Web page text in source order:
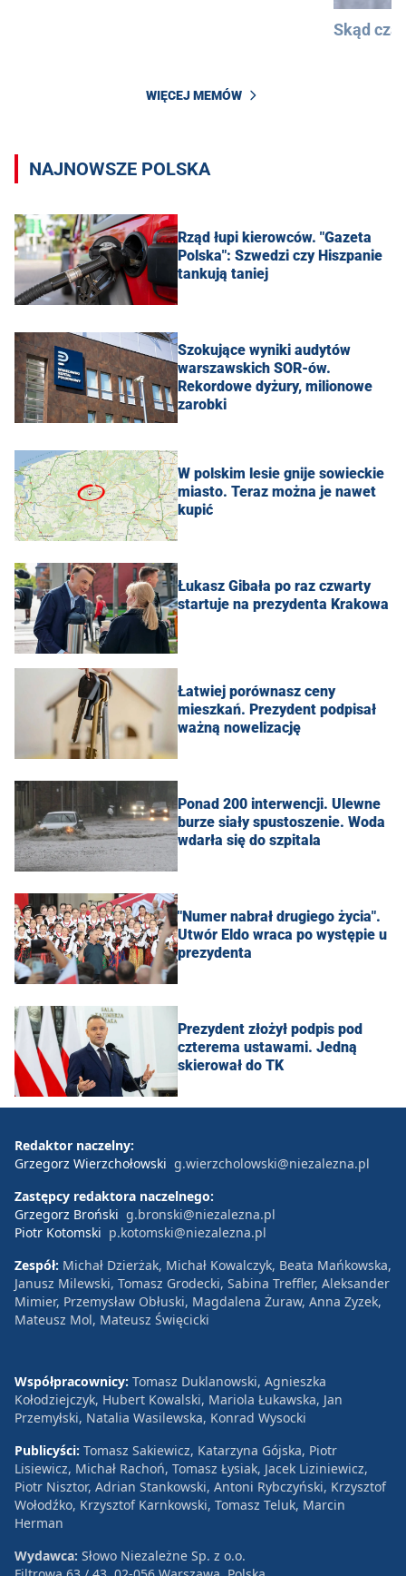
Skąd
WIĘCEJ MEMÓW
NAJNOWSZE POLSKA
Rząd łupi kierowców. "Gazeta
Polska": Szwedzi czy Hiszpanie
tankują taniej
Szokujące wyniki audytów
warszawskich SOR-ów.
Rekordowe dyżury, milionowe
zarobki
W polskim lesie gnije sowieckie
miasto. Teraz można je nawet
kupić
Łukasz Gibała po raz czwarty
startuje na prezydenta Krakowa
Łatwiej porównasz ceny
mieszkań. Prezydent podpisał
ważną nowelizację
Ponad 200 interwencji. Ulewne
burze siały spustoszenie. Woda
wdarła się do szpitala
"Numer nabrał drugiego życia".
Utwór Eldo wraca po występie u
prezydenta
Prezydent złożył podpis pod
czterema ustawami. Jedną
skierował do TK
Redaktor naczelny:
Grzegorz Wierzchołowski g.wierzcholowski@niezalezna.pl
Zastępcy redaktora naczelnego:
Grzegorz Broński g.bronski@niezalezna.pl
Piotr Kotomski p.kotomski@niezalezna.pl
Zespół: Michał Dzierżak, Michał Kowalczyk, Beata Mańkowska,
Janusz Milewski, Tomasz Grodecki, Sabina Treffler, Aleksander
Mimier, Przemysław Obłuski, Magdalena Żuraw, Anna Zyzek,
Mateusz Mol, Mateusz Święcicki
Współpracownicy: Tomasz Duklanowski, Agnieszka
Kołodziejczyk, Hubert Kowalski, Mariola Łukawska, Jan
Przemyłski, Natalia Wasilewska, Konrad Wysocki
Publicyści: Tomasz Sakiewicz, Katarzyna Gójska, Piotr
Lisiewicz, Michał Rachoń, Tomasz Łysiak, Jacek Liziniewicz,
Piotr Nisztor, Adrian Stankowski, Antoni Rybczyński, Krzysztof
Wołodźko, Krzysztof Karnkowski, Tomasz Teluk, Marcin
Herman
Wydawca: Słowo Niezależne Sp. z o.o.